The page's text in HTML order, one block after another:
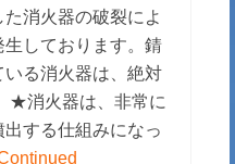
消火器の破裂によ
しております。錆
る消火器は、絶対
★消火器は、非常に
する仕組みになっ